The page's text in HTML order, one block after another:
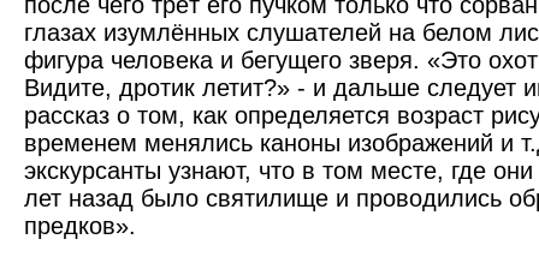
глазах изумлённых слушателей на белом
фигура человека и бегущего зверя. «Это
Видите, дротик летит?» - и дальше следует
рассказ о том, как определяется возраст
временем менялись каноны изображений и
экскурсанты узнают, что в том месте, где
лет назад было святилище и проводились
предков».